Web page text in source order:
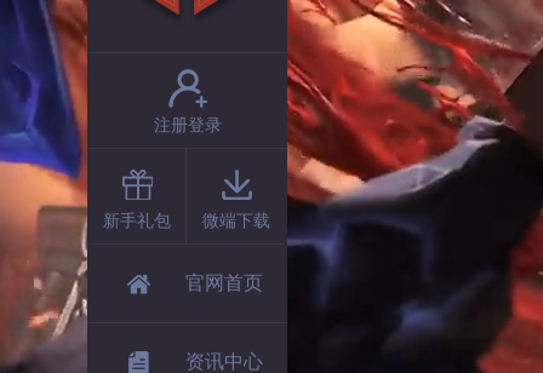
注册登录
新手礼包 微端下载
官网首页
资讯中心